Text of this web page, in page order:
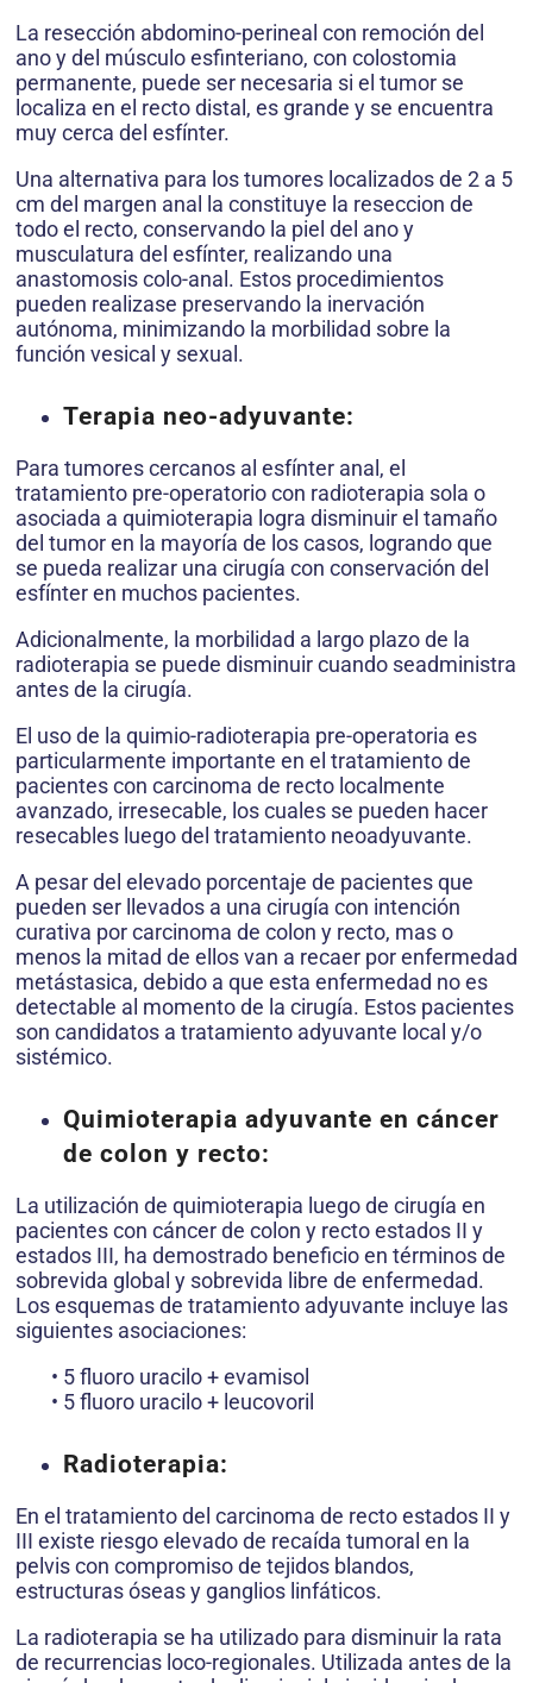
La resección abdomino-perineal con remoción del
ano y del músculo esfinteriano, con colostomia
permanente, puede ser necesaria si el tumor se
localiza en el recto distal, es grande y se encuentra
muy cerca del esfínter.
Una alternativa para los tumores localizados de 2 a 5
cm del margen anal la constituye la reseccion de
todo el recto, conservando la piel del ano y
musculatura del esfínter, realizando una
anastomosis colo-anal. Estos procedimientos
pueden realizase preservando la inervación
autónoma, minimizando la morbilidad sobre la
función vesical y sexual.
Terapia neo-adyuvante:
Para tumores cercanos al esfínter anal, el
tratamiento pre-operatorio con radioterapia sola o
asociada a quimioterapia logra disminuir el tamaño
del tumor en la mayoría de los casos, logrando que
se pueda realizar una cirugía con conservación del
esfínter en muchos pacientes.
Adicionalmente, la morbilidad a largo plazo de la
radioterapia se puede disminuir cuando seadministra
antes de la cirugía.
El uso de la quimio-radioterapia pre-operatoria es
particularmente importante en el tratamiento de
pacientes con carcinoma de recto localmente
avanzado, irresecable, los cuales se pueden hacer
resecables luego del tratamiento neoadyuvante.
A pesar del elevado porcentaje de pacientes que
pueden ser llevados a una cirugía con intención
curativa por carcinoma de colon y recto, mas o
menos la mitad de ellos van a recaer por enfermedad
metástasica, debido a que esta enfermedad no es
detectable al momento de la cirugía. Estos pacientes
son candidatos a tratamiento adyuvante local y/o
sistémico.
Quimioterapia adyuvante en cáncer
de colon y recto:
La utilización de quimioterapia luego de cirugía en
pacientes con cáncer de colon y recto estados II y
estados III, ha demostrado beneficio en términos de
sobrevida global y sobrevida libre de enfermedad.
Los esquemas de tratamiento adyuvante incluye las
siguientes asociaciones:
• 5 fluoro uracilo + evamisol
• 5 fluoro uracilo + leucovoril
Radioterapia:
En el tratamiento del carcinoma de recto estados II y
III existe riesgo elevado de recaída tumoral en la
pelvis con compromiso de tejidos blandos,
estructuras óseas y ganglios linfáticos.
La radioterapia se ha utilizado para disminuir la rata
de recurrencias loco-regionales. Utilizada antes de la